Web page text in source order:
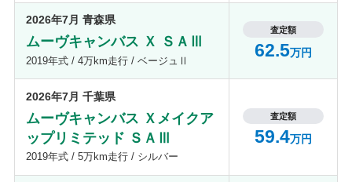
2026年7月 青森県
ムーヴキャンバス Ｘ ＳＡⅢ
2019年式 / 4万km走行 / ベージュⅡ
査定額
62.5万円
2026年7月 千葉県
ムーヴキャンバス Ｘメイクア
ップリミテッド ＳＡⅢ
2019年式 / 5万km走行 / シルバー
査定額
59.4万円